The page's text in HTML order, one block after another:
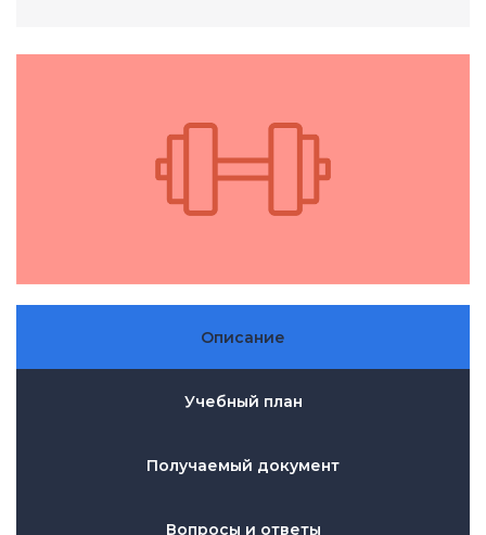
Описание
Учебный план
Получаемый документ
Вопросы и ответы